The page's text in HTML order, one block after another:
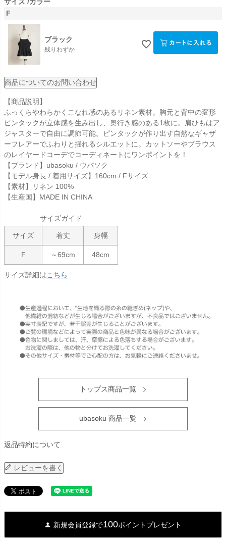
F
ブラック
残りわずか
商品についてのお問い合わせ
【商品説明】
ふっくらやわらかくこなれ感のあるリネン素材。胸元と背中の変形
ピンタックが立体感を生み出し、奥行き感のある1枚に。肩ひもはア
ジャスターで自由に調節可能。ピンタックが作り出す自然なギャザ
ーフレアーでふわりと揺れるシルエットに。カットソーやブラウス
のレイヤードコーデでコーディネートにワンポイントを！
【ブランド】ubasoku / ウバソク
【モデル身長 / 着用サイズ】160cm / Fサイズ
【素材】リネン 100%
【生産国】MADE IN CHINA
サイズガイド
サイズ 着丈 身幅
F ～69cm 48cm
サイズ詳細はこちら
トップス商品一覧
ubasoku 商品一覧
返品特約について
レビューを書く
新規会員登録で100ポイントプレゼント